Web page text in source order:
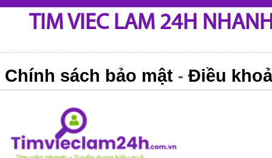
TIM VIEC LAM 24H
Chính sách bảo mật - Điều